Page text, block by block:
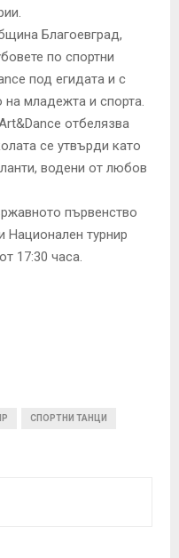
Благоевград,
по спортни
под егидата и с
на младежта и спорта.
отбелязва
се утвърди като
водени от любов
първенство
Национален турнир
17:30 часа.
СПОРТНИ ТАНЦИ